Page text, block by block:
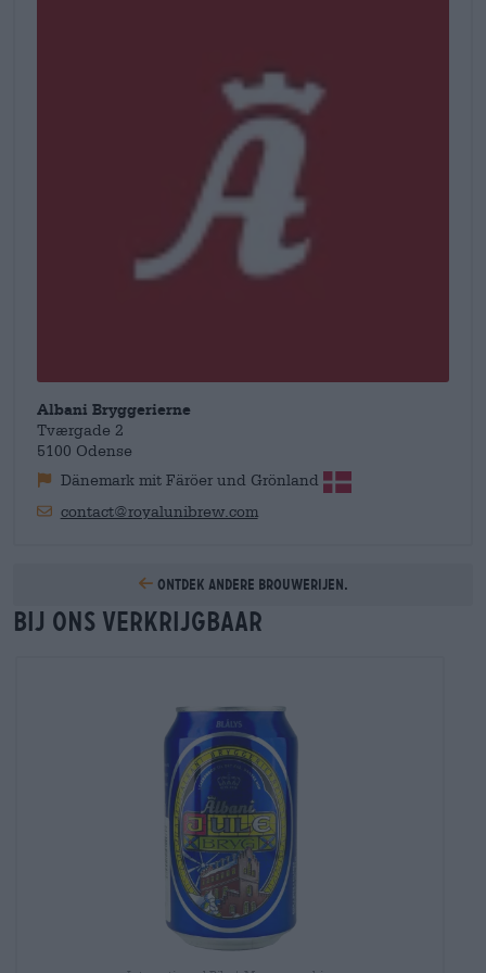
Albani Bryggerierne
Tværgade 2
5100 Odense
Dänemark mit Färöer und Grönland
contact@royalunibrew.com
Ontdek andere brouwerijen.
Bij ons verkrijgbaar